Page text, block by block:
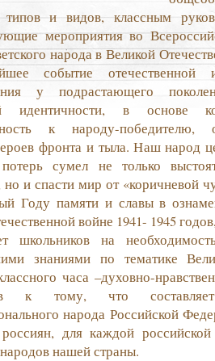
типов и видов, классным
мероприятия во
народа в Великой
событие отечественной
у подрастающего
идентичности, в
к народу-победителю,
фронта и тыла. Наш народ
сумел не только
но и спасти мир от «коричневой
Году памяти и славы в
войне 1941- 1945
школьников на
знаниями по тематике
часа –духовно-
к тому, что
народа Российской
для каждой
нашей страны.